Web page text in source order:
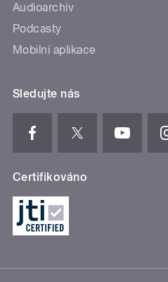
Audioarchiv
Podcasty
Mobilní aplikace
Sledujte nás
Certifikováno